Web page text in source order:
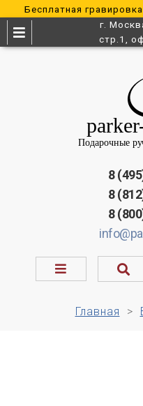
Бесплатная
г.
стр.1,
8
8
8
Главная